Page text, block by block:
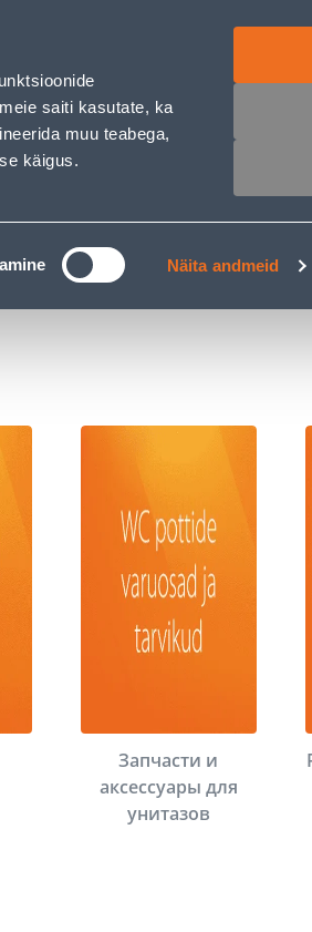
saiti kasutate, ka
muu teabega,
käigus.
Näita andmeid
Войти
КЛУБ
Запчасти и
аксессуары для
унитазов